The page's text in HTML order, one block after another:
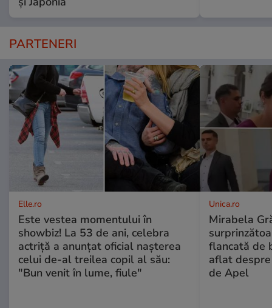
PARTENERI
Elle.ro
Este vestea momentului în
showbiz! La 53 de ani, celebra
actriță a anunțat oficial nașterea
celui de-al treilea copil al său:
"Bun venit în lume, fiule"
Unica.ro
Mirabela
flancată de
aflat
de Apel